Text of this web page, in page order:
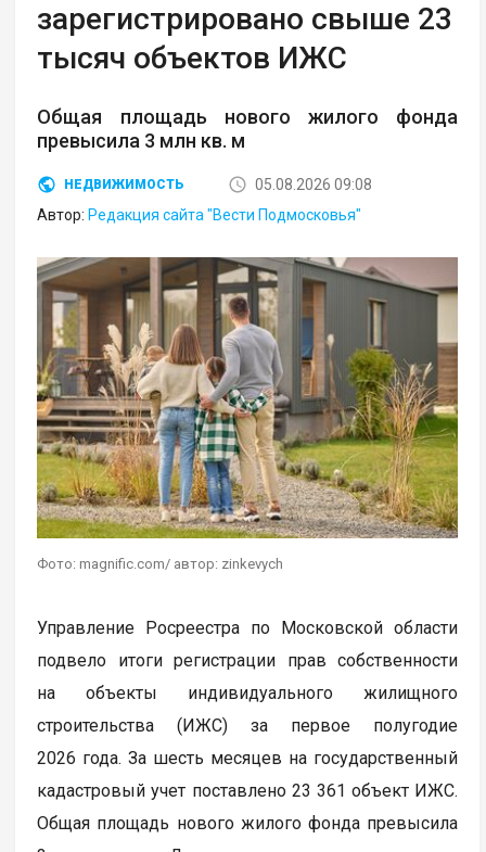
зарегистрировано свыше 23
тысяч объектов ИЖС
Общая площадь нового жилого фонда
превысила 3 млн кв. м
НЕДВИЖИМОСТЬ
05.08.2026 09:08
Автор: Редакция сайта "Вести Подмосковья"
Фото: magnific.com/ автор: zinkevych
Управление Росреестра по Московской области
подвело итоги регистрации прав собственности
на объекты индивидуального жилищного
строительства (ИЖС) за первое полугодие
2026 года. За шесть месяцев на государственный
кадастровый учет поставлено 23 361 объект ИЖС.
Общая площадь нового жилого фонда превысила